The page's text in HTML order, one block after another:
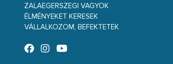
ZALAEGERSZEGI VAGYOK
ÉLMÉNYEKET KERESEK
VÁLLALKOZOM, BEFEKTETEK